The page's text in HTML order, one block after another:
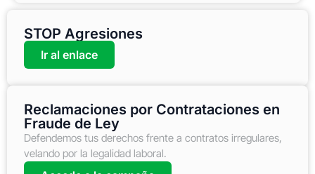
STOP Agresiones
Ir al enlace
Reclamaciones por Contrataciones en
Fraude de Ley
Defendemos tus derechos frente a contratos irregulares,
velando por la legalidad laboral.